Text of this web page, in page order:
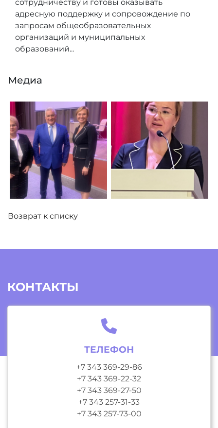
сотрудничеству и готовы оказывать
адресную поддержку и сопровождение по
запросам общеобразовательных
организаций и муниципальных
образований...
Медиа
Возврат к списку
КОНТАКТЫ
ТЕЛЕФОН
+7 343 369-29-86
+7 343 369-22-32
+7 343 369-27-50
+7 343 257-31-33
+7 343 257-73-00